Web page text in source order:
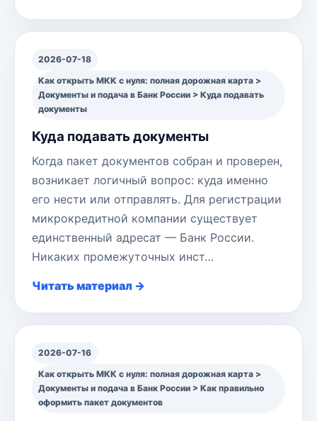
2026-07-18
Как открыть МКК с нуля: полная дорожная карта >
Документы и подача в Банк России > Куда подавать
документы
Куда подавать документы
Когда пакет документов собран и проверен,
возникает логичный вопрос: куда именно
его нести или отправлять. Для регистрации
микрокредитной компании существует
единственный адресат — Банк России.
Никаких промежуточных инст…
Читать материал →
2026-07-16
Как открыть МКК с нуля: полная дорожная карта >
Документы и подача в Банк России > Как правильно
оформить пакет документов